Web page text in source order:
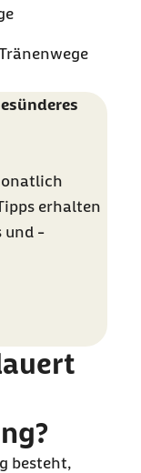
erhalten
und -
besteht,